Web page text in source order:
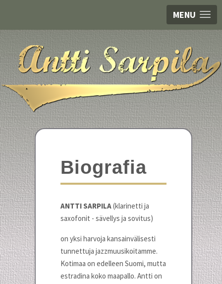
MENU
Biografia
ANTTI SARPILA(klarinetti ja
saxofonit - sävellys ja sovitus)
on yksi harvoja kansainvälisesti
tunnettuja jazzmuusikoitamme.
Kotimaa on edelleen Suomi, mutta
estradina koko maapallo. Antti on